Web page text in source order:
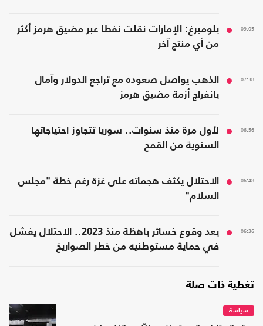
09:05
بلومبرغ: الإمارات نقلت نفطا عبر مضيق هرمز أكثر
من أي منتج آخر
07:38
الذهب يواصل صعوده مع تراجع الدولار وآمال
بانفراج أزمة مضيق هرمز
06:56
لأول مرة منذ سنوات.. سوريا تتجاوز احتياجاتها
السنوية من القمح
06:48
الاحتلال يكثف هجماته على غزة رغم خطة "مجلس
السلام"
06:36
بعد وقوع خسائر باهظة منذ 2023.. الاحتلال يفشل
في حماية مستوطنيه من خطر الصواريخ
تغطية ذات صلة
سياسة